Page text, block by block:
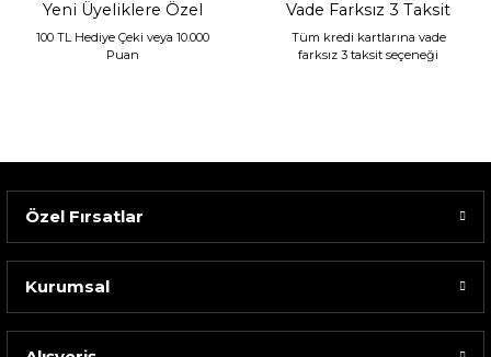
Yeni Üyeliklere Özel
100 TL Hediye Çeki veya 10.000
Puan
Vade Farksız 3 Taksit
Tüm kredi kartlarına vade
farksız 3 taksit seçeneği
Özel Fırsatlar
Kurumsal